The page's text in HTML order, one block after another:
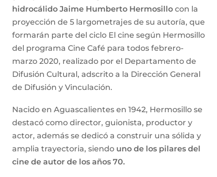
hidrocálido Jaime Humberto Hermosillo con la
proyección de 5 largometrajes de su autoría, que
formarán parte del ciclo El cine según Hermosillo
del programa Cine Café para todos febrero-
marzo 2020, realizado por el Departamento de
Difusión Cultural, adscrito a la Dirección General
de Difusión y Vinculación.
Nacido en Aguascalientes en 1942, Hermosillo se
destacó como director, guionista, productor y
actor, además se dedicó a construir una sólida y
amplia trayectoria, siendo uno de los pilares del
cine de autor de los años 70.